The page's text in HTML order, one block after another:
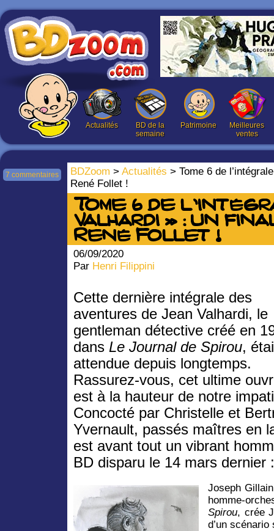
Actualités
BD de la
semaine
Patrimoine
Meilleures
ventes
BDZoom > Actualités > Tome 6 de
René Follet !
7 commentaires
Tome 6 de
Valhardi » : un
René Follet !
06/09/2020
Par Henri Filippini
Cette dernière intégrale des
aventures de Jean Valhardi, le
gentleman détective créé en
dans Le Journal de Spirou,
attendue depuis longtemps.
Rassurez-vous, cet ultime
est à la hauteur de notre
Concocté par Christelle et
Yvernault, passés maîtres en
est avant tout un vibrant
BD disparu le 14 mars dernier
Joseph
homme-
Spirou, crée
d’un